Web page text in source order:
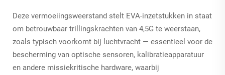
Deze vermoeiingsweerstand stelt EVA-inzetstukken in staat
om betrouwbaar trillingskrachten van 4,5G te weerstaan,
zoals typisch voorkomt bij luchtvracht — essentieel voor de
bescherming van optische sensoren, kalibratieapparatuur
en andere missiekritische hardware, waarbij